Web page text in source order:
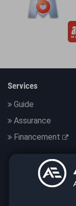
Services
Guide
Assurance
Financement